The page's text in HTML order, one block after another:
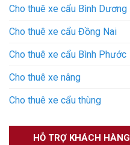
Cho thuê xe cẩu Bình Dương
Cho thuê xe cẩu Đồng Nai
Cho thuê xe cẩu Bình Phước
Cho thuê xe nâng
Cho thuê xe cẩu thùng
HỖ TRỢ KHÁCH HÀNG